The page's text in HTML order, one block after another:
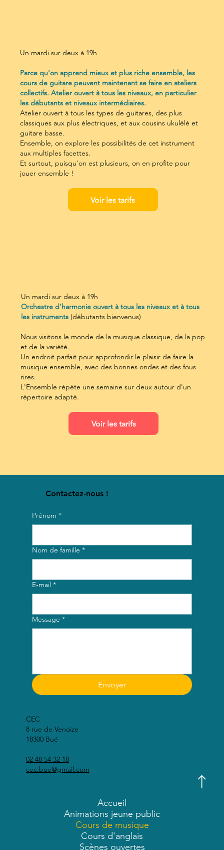
Un mardi sur deux à 19h
Parce qu'on apprend mieux et plus riche ensemble, les
cours de guitare peuvent maintenant se faire en ateliers
collectifs. Atelier ouvert à tous les niveaux, en particulier
les débutants et niveaux intermédiaires.
Atelier ouvert à tous les types de guitares, des plus
classiques aux plus électriques, et aux cousins ukulélé et
guitare basse.
Ensemble, on explore les possibilités de cet instrument
aux multiples facettes.
Et surtout, puisqu'on est plusieurs, on en profite pour
jouer ensemble !​
Voir les tarifs
Un mardi sur deux à 19h
Orchestre d’harmonie ouvert à tous les niveaux et à tous
les instruments (débutants bienvenus)
Nous visitons le monde de la musique classique, de la pop
et de la variété.
​Un endroit parfait pour approfondir le plaisir de faire la
musique ensemble, avec des bonnes ondes et des fous
rires.
​L'Ensemble répète une semaine sur deux autour d'un
répertoire adapté.
Voir les tarifs
Contactez-nous !
Prénom *
Nom de famille *
E‑mail *
Message *
Envoyer
CEC
8 rue de Venoize
18300 Bué
02 48 54 32 18
cec.bue@gmail.com
Accueil
Animations jeune public
Cours de musique
Cours d'anglais
Scènes ouvertes